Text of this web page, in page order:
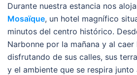
Durante nuestra estancia nos
Mosaïque, un hotel magnífico
minutos del centro histórico.
Narbonne por la mañana y al caer
disfrutando de sus calles, sus
y el ambiente que se respira junto